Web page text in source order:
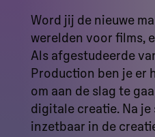
Word jij de nieuwe
werelden voor films,
Als afgestudeerde
Production ben je er
om aan de slag te
digitale creatie. Na
inzetbaar in de